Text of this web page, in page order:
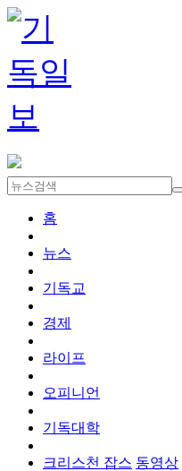
홈
뉴스
기독교
경제
라이프
오피니언
기독대학
크리스천 잡스 동영상